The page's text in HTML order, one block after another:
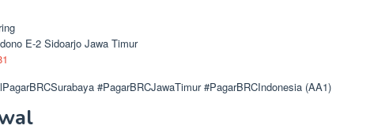
E-2 Sidoarjo Jawa Timur
#PagarBRCJawaTimur #PagarBRCIndonesia (AA1)